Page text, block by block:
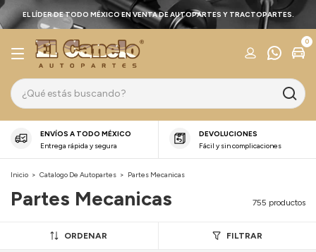
EL LÍDER DE TODO MÉXICO EN VENTA DE AUTOPARTES Y TRACTOPARTES.
0
ENVÍOS A TODO MÉXICO
Entrega rápida y segura
DEVOLUCIONES
Fácil y sin complicaciones
Inicio > Catalogo De Autopartes > Partes Mecanicas
Partes Mecanicas 755 productos
ORDENAR FILTRAR